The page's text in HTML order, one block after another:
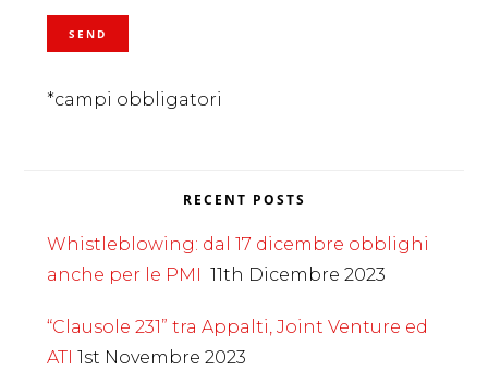
*campi obbligatori
RECENT POSTS
Whistleblowing: dal 17 dicembre obblighi
anche per le PMI
11th Dicembre 2023
“Clausole 231” tra Appalti, Joint Venture ed
ATI 1st Novembre 2023